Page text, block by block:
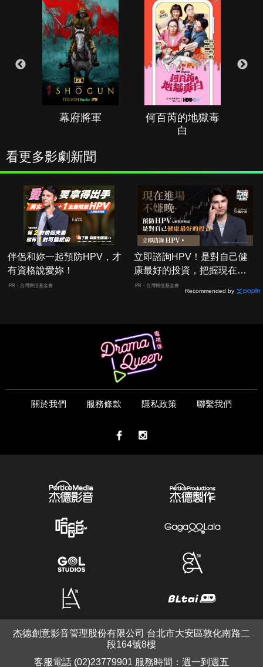
幕府將軍
何百芮的地獄毒
白
看更多影劇新聞
伴侶和妳一起預防HPV，才
有資格說愛妳！
PR・台灣癌症基金會
立即諮詢HPV！是對自己健
康最好的投資，把握現在不
嫌晚！
PR・台灣癌症基金會
Recommended by
關於我們 服務條款 隱私政策 聯繫我們
杰德創意影音管理股份有限公司 台北市大安區敦化南路二
段164號8樓
客服電話 (02)23779901 服務時間：週一到週五